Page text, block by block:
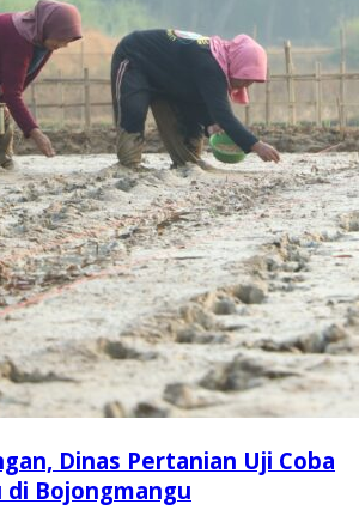
Dinas Pertanian Uji Coba
Bojongmangu